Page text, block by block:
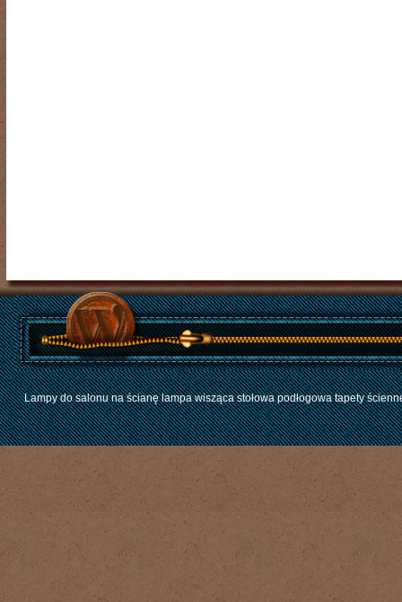
Lampy do salonu na ścianę lampa wisząca stołowa podłogowa tapety ścienne